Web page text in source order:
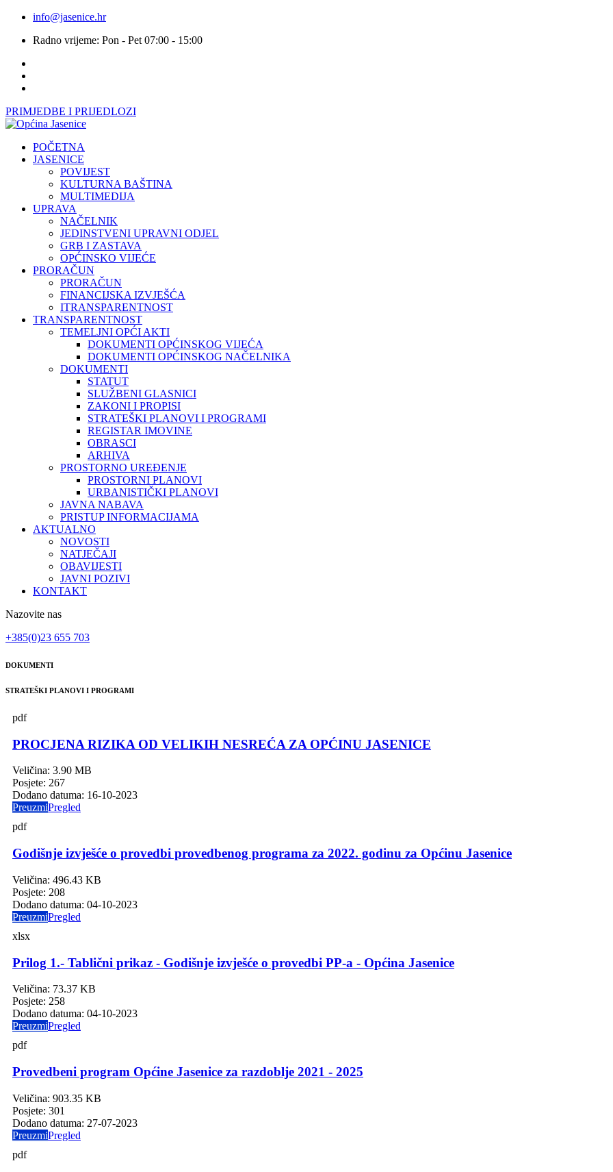
info@jasenice.hr
Radno vrijeme: Pon - Pet 07:00 - 15:00
PRIMJEDBE I PRIJEDLOZI
POČETNA
JASENICE
POVIJEST
KULTURNA BAŠTINA
MULTIMEDIJA
UPRAVA
NAČELNIK
JEDINSTVENI UPRAVNI ODJEL
GRB I ZASTAVA
OPĆINSKO VIJEĆE
PRORAČUN
PRORAČUN
FINANCIJSKA IZVJEŠĆA
ITRANSPARENTNOST
TRANSPARENTNOST
TEMELJNI OPĆI AKTI
DOKUMENTI OPĆINSKOG VIJEĆA
DOKUMENTI OPĆINSKOG NAČELNIKA
DOKUMENTI
STATUT
SLUŽBENI GLASNICI
ZAKONI I PROPISI
STRATEŠKI PLANOVI I PROGRAMI
REGISTAR IMOVINE
OBRASCI
ARHIVA
PROSTORNO UREĐENJE
PROSTORNI PLANOVI
URBANISTIČKI PLANOVI
JAVNA NABAVA
PRISTUP INFORMACIJAMA
AKTUALNO
NOVOSTI
NATJEČAJI
OBAVIJESTI
JAVNI POZIVI
KONTAKT
Nazovite nas
+385(0)23 655 703
DOKUMENTI
STRATEŠKI PLANOVI I PROGRAMI
pdf
PROCJENA RIZIKA OD VELIKIH NESREĆA ZA OPĆINU JASENICE
Veličina: 3.90 MB
Posjete: 267
Dodano datuma: 16-10-2023
PreuzmiPregled
pdf
Godišnje izvješće o provedbi provedbenog programa za 2022. godinu za Općinu Jasenice
Veličina: 496.43 KB
Posjete: 208
Dodano datuma: 04-10-2023
PreuzmiPregled
xlsx
Prilog 1.- Tablični prikaz - Godišnje izvješće o provedbi PP-a - Općina Jasenice
Veličina: 73.37 KB
Posjete: 258
Dodano datuma: 04-10-2023
PreuzmiPregled
pdf
Provedbeni program Općine Jasenice za razdoblje 2021 - 2025
Veličina: 903.35 KB
Posjete: 301
Dodano datuma: 27-07-2023
PreuzmiPregled
pdf